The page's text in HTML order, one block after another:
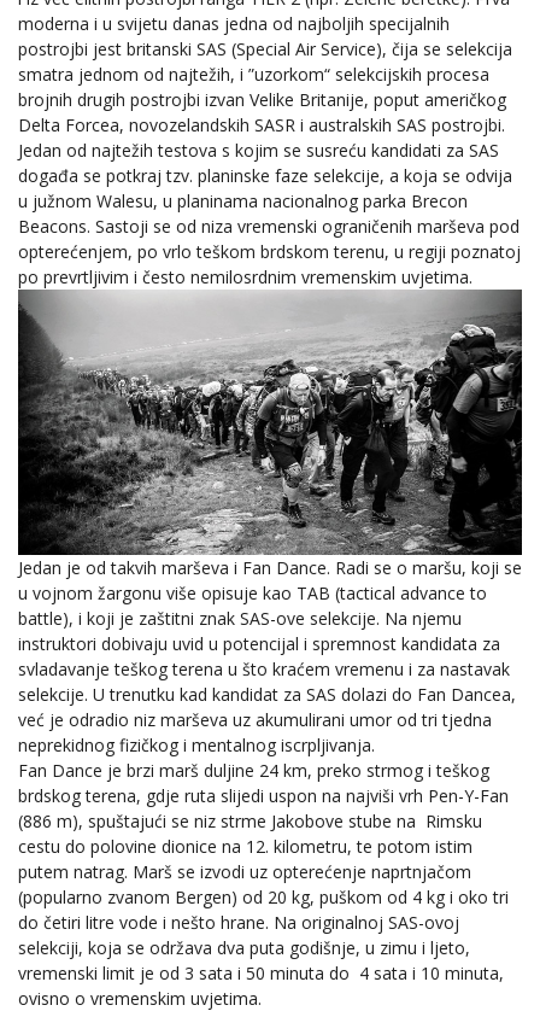
moderna i u svijetu danas jedna od najboljih specijalnih
postrojbi jest britanski SAS (Special Air Service), čija se selekcija
smatra jednom od najtežih, i ”uzorkom“ selekcijskih procesa
brojnih drugih postrojbi izvan Velike Britanije, poput američkog
Delta Forcea, novozelandskih SASR i australskih SAS postrojbi.
Jedan od najtežih testova s kojim se susreću kandidati za SAS
događa se potkraj tzv. planinske faze selekcije, a koja se odvija
u južnom Walesu, u planinama nacionalnog parka Brecon
Beacons. Sastoji se od niza vremenski ograničenih marševa pod
opterećenjem, po vrlo teškom brdskom terenu, u regiji poznatoj
po prevrtljivim i često nemilosrdnim vremenskim uvjetima.
Jedan je od takvih marševa i Fan Dance. Radi se o maršu, koji se
u vojnom žargonu više opisuje kao TAB (tactical advance to
battle), i koji je zaštitni znak SAS-ove selekcije. Na njemu
instruktori dobivaju uvid u potencijal i spremnost kandidata za
svladavanje teškog terena u što kraćem vremenu i za nastavak
selekcije. U trenutku kad kandidat za SAS dolazi do Fan Dancea,
već je odradio niz marševa uz akumulirani umor od tri tjedna
neprekidnog fizičkog i mentalnog iscrpljivanja.
Fan Dance je brzi marš duljine 24 km, preko strmog i teškog
brdskog terena, gdje ruta slijedi uspon na najviši vrh Pen-Y-Fan
(886 m), spuštajući se niz strme Jakobove stube na Rimsku
cestu do polovine dionice na 12. kilometru, te potom istim
putem natrag. Marš se izvodi uz opterećenje naprtnjačom
(popularno zvanom Bergen) od 20 kg, puškom od 4 kg i oko tri
do četiri litre vode i nešto hrane. Na originalnoj SAS-ovoj
selekciji, koja se održava dva puta godišnje, u zimu i ljeto,
vremenski limit je od 3 sata i 50 minuta do 4 sata i 10 minuta,
ovisno o vremenskim uvjetima.